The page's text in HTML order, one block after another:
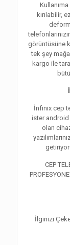
kırılabilir,
görüntüsüne
tek şey
kargo ile
İnfinix cep
ister android
olan
CEP
İlginizi